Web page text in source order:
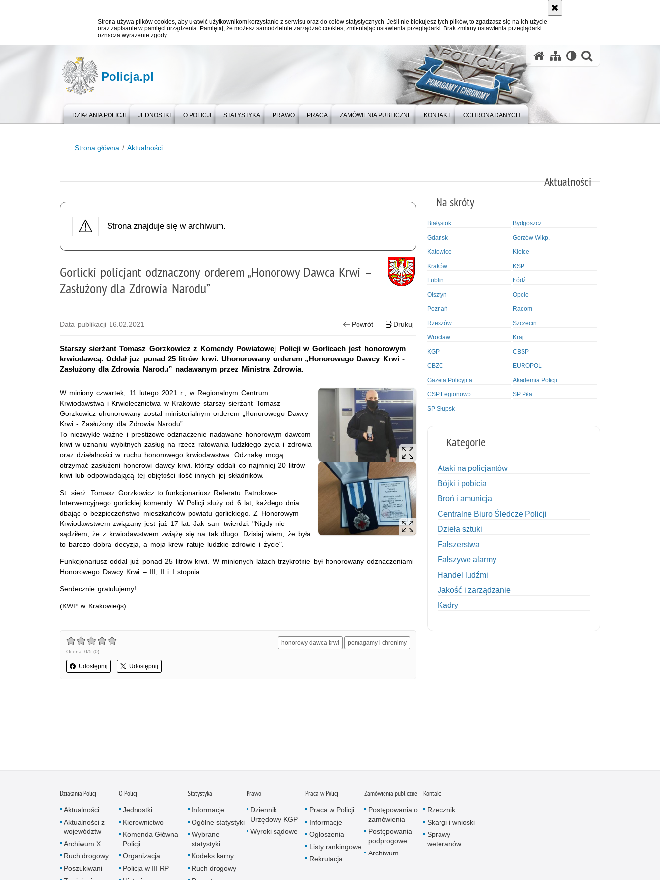
Strona używa plików cookies, aby ułatwić użytkownikom korzystanie z serwisu oraz do celów statystycznych. Jeśli nie blokujesz tych plików, to zgadzasz się na ich użycie
oraz zapisanie w pamięci urządzenia. Pamiętaj, że możesz samodzielnie zarządzać cookies, zmieniając ustawienia przeglądarki. Brak zmiany ustawienia przeglądarki
oznacza wyrażenie zgody.
Policja.pl
DZIAŁANIA POLICJI JEDNOSTKI O POLICJI STATYSTYKA PRAWO PRACA ZAMÓWIENIA PUBLICZNE KONTAKT OCHRONA DANYCH
Strona główna Aktualności
Aktualności
Strona znajduje się w archiwum.
Gorlicki policjant odznaczony orderem „Honorowy Dawca Krwi –
Zasłużony dla Zdrowia Narodu”
Data publikacji 16.02.2021 Powrót Drukuj
Starszy sierżant Tomasz Gorzkowicz z Komendy Powiatowej Policji w Gorlicach jest honorowym
krwiodawcą. Oddał już ponad 25 litrów krwi. Uhonorowany orderem „Honorowego Dawcy Krwi -
Zasłużony dla Zdrowia Narodu” nadawanym przez Ministra Zdrowia.
W miniony czwartek, 11 lutego 2021 r., w Regionalnym Centrum
Krwiodawstwa i Krwiolecznictwa w Krakowie starszy sierżant Tomasz
Gorzkowicz uhonorowany został ministerialnym orderem „Honorowego Dawcy
Krwi - Zasłużony dla Zdrowia Narodu”.
To niezwykle ważne i prestiżowe odznaczenie nadawane honorowym dawcom
krwi w uznaniu wybitnych zasług na rzecz ratowania ludzkiego życia i zdrowia
oraz działalności w ruchu honorowego krwiodawstwa. Odznakę mogą
otrzymać zasłużeni honorowi dawcy krwi, którzy oddali co najmniej 20 litrów
krwi lub odpowiadającą tej objętości ilość innych jej składników.
St. sierż. Tomasz Gorzkowicz to funkcjonariusz Referatu Patrolowo-
Interwencyjnego gorlickiej komendy. W Policji służy od 6 lat, każdego dnia
dbając o bezpieczeństwo mieszkańców powiatu gorlickiego. Z Honorowym
Krwiodawstwem związany jest już 17 lat. Jak sam twierdzi: "Nigdy nie
sądziłem, że z krwiodawstwem zwiążę się na tak długo. Dzisiaj wiem, że była
to bardzo dobra decyzja, a moja krew ratuje ludzkie zdrowie i życie".
Funkcjonariusz oddał już ponad 25 litrów krwi. W minionych latach trzykrotnie był honorowany odznaczeniami
Honorowego Dawcy Krwi – III, II i I stopnia.
Serdecznie gratulujemy!
(KWP w Krakowie/js)
Ocena: 0/5 (0)
Udostępnij Udostępnij
honorowy dawca krwi pomagamy i chronimy
Na skróty
Białystok Bydgoszcz
Gdańsk Gorzów Wlkp.
Katowice Kielce
Kraków KSP
Lublin Łódź
Olsztyn Opole
Poznań Radom
Rzeszów Szczecin
Wrocław Kraj
KGP CBŚP
CBZC EUROPOL
Gazeta Policyjna Akademia Policji
CSP Legionowo SP Piła
SP Słupsk
Kategorie
Ataki na policjantów
Bójki i pobicia
Broń i amunicja
Centralne Biuro Śledcze Policji
Dzieła sztuki
Fałszerstwa
Fałszywe alarmy
Handel ludźmi
Jakość i zarządzanie
Kadry
Nietrzeźwi opiekunowie
Nietrzeźwi pracownicy
Niszczenie mienia
Działania Policji
Aktualności
Aktualności z
województw
Archiwum X
Ruch drogowy
Poszukiwani
O Policji
Jednostki
Kierownictwo
Komenda Główna
Policji
Organizacja
Policja w III RP
Statystyka
Informacje
Ogólne statystyki
Wybrane
statystyki
Kodeks karny
Ruch drogowy
Prawo
Dziennik
Urzędowy KGP
Wyroki sądowe
Praca w Policji
Praca w Policji
Informacje
Ogłoszenia
Listy rankingowe
Rekrutacja
Zamówienia publiczne
Postępowania o
zamówienia
Postępowania
podprogowe
Archiwum
Kontakt
Rzecznik
Skargi i wnioski
Sprawy
weteranów